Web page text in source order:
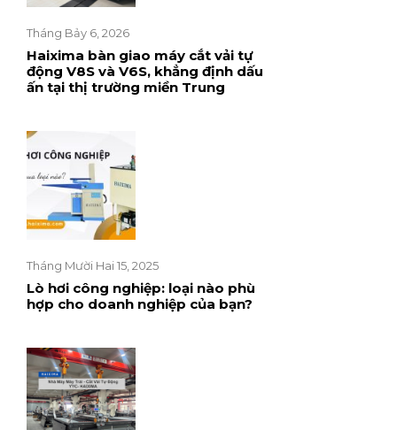
Tháng Bảy 6, 2026
Haixima bàn giao máy cắt vải tự
động V8S và V6S, khẳng định dấu
ấn tại thị trường miền Trung
Tháng Mười Hai 15, 2025
Lò hơi công nghiệp: loại nào phù
hợp cho doanh nghiệp của bạn?